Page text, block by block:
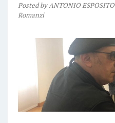
PostedbyANTONIO ESPOSITO
Romanzi